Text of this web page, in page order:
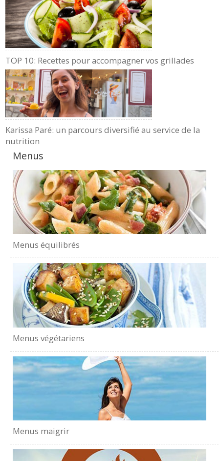
TOP 10: Recettes pour accompagner vos grillades
Karissa Paré: un parcours diversifié au service de la
nutrition
Menus
Menus équilibrés
Menus végétariens
Menus maigrir